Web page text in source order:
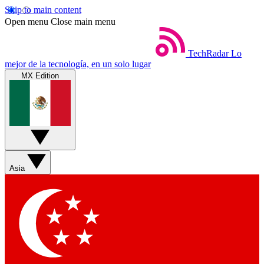
Skip to main content
Open menu Close main menu
TechRadar Lo
mejor de la tecnología, en un solo lugar
MX Edition
Asia